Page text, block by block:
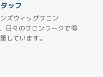
ッフ
ズウィッグサロン
日々のサロンワークで得
しています。